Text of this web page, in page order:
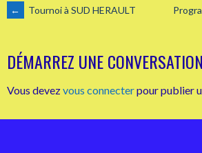
NAVIGATION
DES
ARTICLES
← Tournoi à SUD HERAULT
DÉMARREZ UNE CONVERSATION
Vous devezvous connecterpour publier